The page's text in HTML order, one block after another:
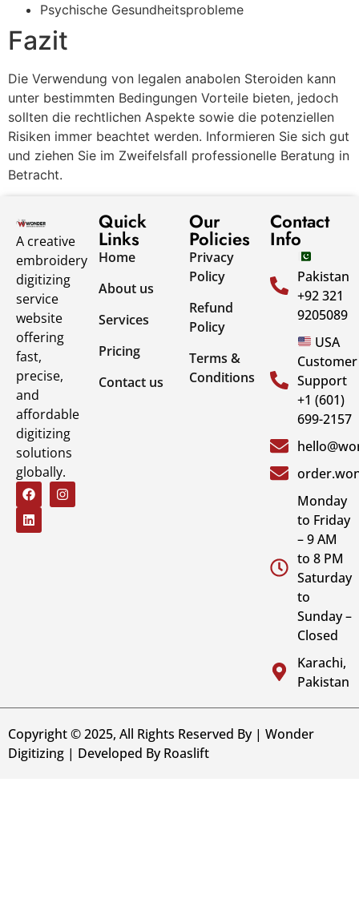
Psychische Gesundheitsprobleme
Fazit
Die Verwendung von legalen anabolen Steroiden kann
unter bestimmten Bedingungen Vorteile bieten, jedoch
sollten die rechtlichen Aspekte sowie die potenziellen
Risiken immer beachtet werden. Informieren Sie sich gut
und ziehen Sie im Zweifelsfall professionelle Beratung in
Betracht.
A creative
embroidery
digitizing
service
website
offering
fast,
precise,
and
affordable
digitizing
solutions
globally.
Quick
Links
Home
About us
Services
Pricing
Contact us
Our
Policies
Privacy
Policy
Refund
Policy
Terms &
Conditions
Contact
Info
Pakistan
+92 321
9205089
USA
Customer
Support
+1 (601)
699-2157
Monday
to Friday
– 9 AM
to 8 PM
Saturday
to
Sunday –
Closed
Karachi,
Pakistan
Copyright © 2025, All Rights Reserved By | Wonder
Digitizing | Developed By Roaslift